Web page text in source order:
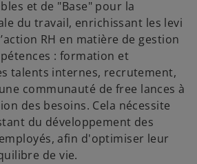
et de "Base" pour la
du travail, enrichissant les levi
RH en matière de gestion
: formation et
talents internes, recrutement,
communauté de free lances à
des besoins. Cela nécessite
du développement des
afin d'optimiser leur
de vie.